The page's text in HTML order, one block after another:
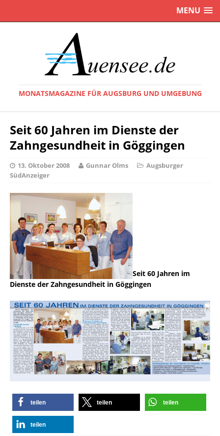
MENU
MONATSMAGAZINE FÜR AUGSBURG UND UMGEBUNG
Seit 60 Jahren im Dienste der
Zahngesundheit in Göggingen
13. Oktober 2008 Gunnar Olms
Augsburger
SüdAnzeiger
Seit 60 Jahren im
Dienste der Zahngesundheit in Göggingen
teilen teilen teilen
teilen